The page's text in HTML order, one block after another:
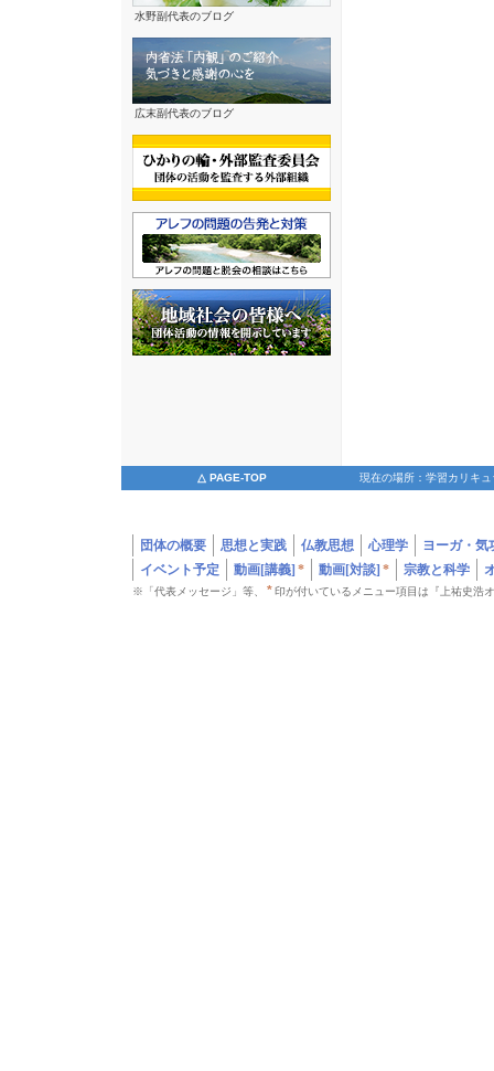
水野副代表のブログ
広末副代表のブログ
△ PAGE-TOP 現在の場所：学習カリキ
団体の概要 思想と実践 仏教思想 心理学
ヨーガ・気
イベント予定
動画[講義] * 動画[対談] * 宗教と科学
※「代表メッセージ」等、 * 印が付いているメニュー項目は『上祐史浩